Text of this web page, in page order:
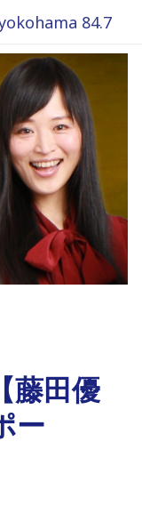
84.7
藤田優
ー